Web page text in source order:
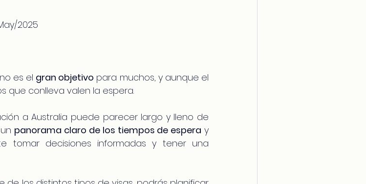
2025
es el gran objetivo para muchos, y aunque el
que conlleva valen la espera.
a Australia puede parecer largo y lleno de
panorama claro de los tiempos de espera y
tomar decisiones informadas y tener una